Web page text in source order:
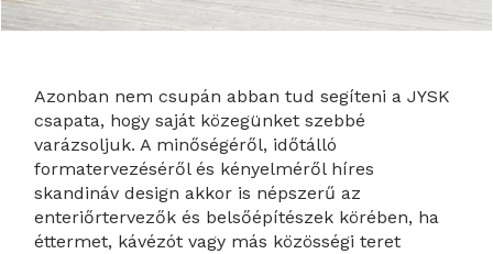
Azonban nem csupán abban tud segíteni a JYSK
csapata, hogy saját közegünket szebbé
varázsoljuk. A minőségéről, időtálló
formatervezéséről és kényelméről híres
skandináv design akkor is népszerű az
enteriőrtervezők és belsőépítészek körében, ha
éttermet, kávézót vagy más közösségi teret